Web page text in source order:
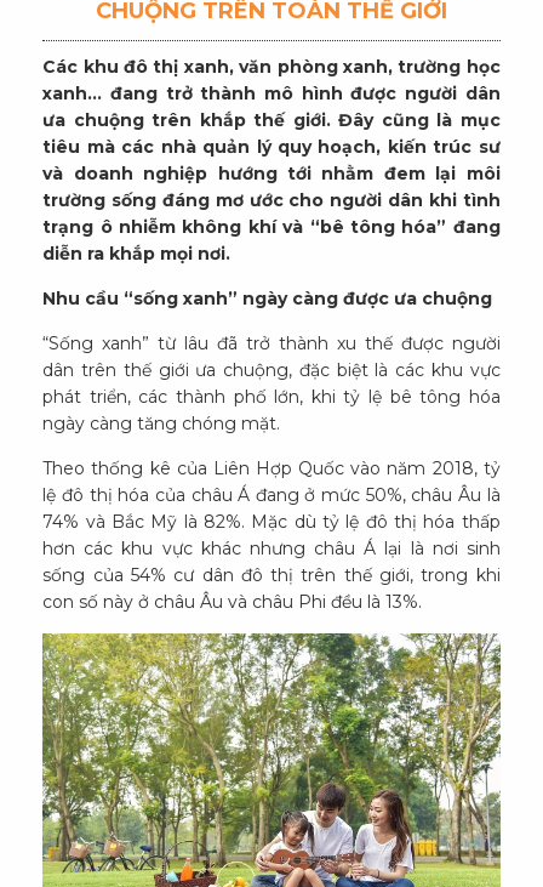
CHUỘNG TRÊN TOÀN THẾ GIỚI
Các khu đô thị xanh, văn phòng xanh, trường học
xanh... đang trở thành mô hình được người dân
ưa chuộng trên khắp thế giới. Đây cũng là mục
tiêu mà các nhà quản lý quy hoạch, kiến trúc sư
và doanh nghiệp hướng tới nhằm đem lại môi
trường sống đáng mơ ước cho người dân khi tình
trạng ô nhiễm không khí và “bê tông hóa” đang
diễn ra khắp mọi nơi.
Nhu cầu “sống xanh” ngày càng được ưa chuộng
“Sống xanh” từ lâu đã trở thành xu thế được người
dân trên thế giới ưa chuộng, đặc biệt là các khu vực
phát triển, các thành phố lớn, khi tỷ lệ bê tông hóa
ngày càng tăng chóng mặt.
Theo thống kê của Liên Hợp Quốc vào năm 2018, tỷ
lệ đô thị hóa của châu Á đang ở mức 50%, châu Âu là
74% và Bắc Mỹ là 82%. Mặc dù tỷ lệ đô thị hóa thấp
hơn các khu vực khác nhưng châu Á lại là nơi sinh
sống của 54% cư dân đô thị trên thế giới, trong khi
con số này ở châu Âu và châu Phi đều là 13%.